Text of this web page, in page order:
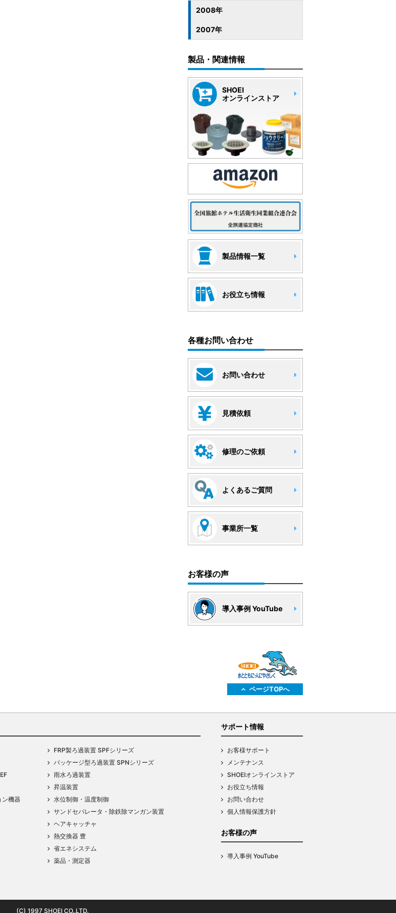
2008年
2007年
製品・関連情報
SHOEI
オンラインストア
製品情報一覧
お役立ち情報
各種お問い合わせ
お問い合わせ
見積依頼
修理のご依頼
よくあるご質問
事業所一覧
お客様の声
導入事例 YouTube
ページTOPへ
FRP製ろ過装置 SPFシリーズ
パッケージ型ろ過装置 SPNシリーズ
雨水ろ過装置
昇温装置
ン機器
水位制御・温度制御
サンドセパレータ・除鉄除マンガン装置
ヘアキャッチャ
熱交換器 豊
省エネシステム
薬品・測定器
サポート情報
お客様サポート
メンテナンス
SHOEIオンラインストア
お役立ち情報
お問い合わせ
個人情報保護方針
お客様の声
導入事例 YouTube
(C) 1997 SHOEI CO.,LTD.